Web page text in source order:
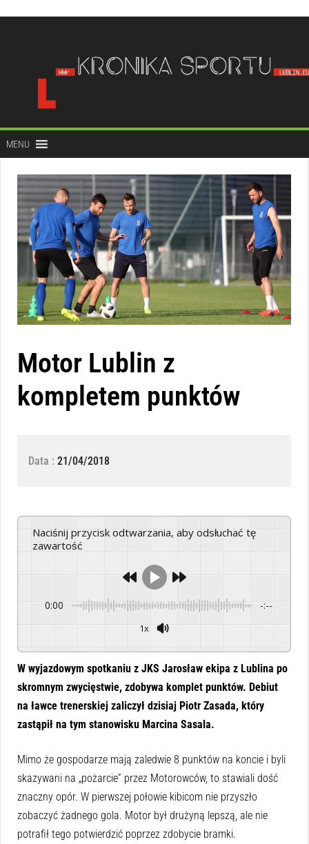
treści
MENU
Motor Lublin z
kompletem punktów
Data : 21/04/2018
Naciśnij przycisk odtwarzania, aby odsłuchać tę
zawartość
0:00 -:--
1x
W wyjazdowym spotkaniu z JKS Jarosław ekipa z Lublina po
skromnym zwycięstwie, zdobywa komplet punktów. Debiut
na ławce trenerskiej zaliczył dzisiaj Piotr Zasada, który
zastąpił na tym stanowisku Marcina Sasala.
Mimo że gospodarze mają zaledwie 8 punktów na koncie i byli
skazywani na „pożarcie” przez Motorowców, to stawiali dość
znaczny opór. W pierwszej połowie kibicom nie przyszło
zobaczyć żadnego gola. Motor był drużyną lepszą, ale nie
potrafił tego potwierdzić poprzez zdobycie bramki.